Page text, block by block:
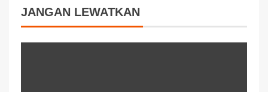
JANGAN LEWATKAN